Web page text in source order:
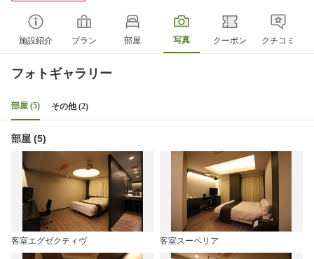
施設紹介 プラン 部屋 写真 クーポン クチコミ
フォトギャラリー
部屋 (5) その他 (2)
部屋 (5)
客室エグゼクティヴ 客室スーペリア